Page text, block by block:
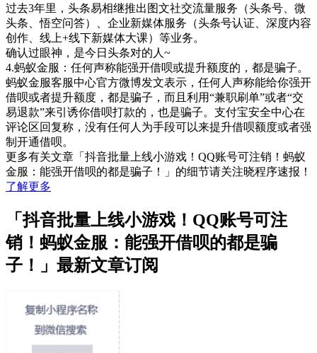
过去3年里，头条易相继推出图文社交流量服务（头条号、微
头条、悟空问答）、企业新媒体服务（头条号认证、深度内容
创作、线上+线下新媒体大课）等业务。
确认过眼神，是今日头条对的人~
4.蚂蚁金服：任何声称能强开借呗或提升额度的，都是骗子。
蚂蚁金服客服中心官方微博发文表示，任何人声称能给你强开
借呗或者提升额度，都是骗子，而且利用“兼职刷单”或者“交
易退款”来引诱你借呗打款的，也是骗子。支付宝安全中心在
评论区回复称，没有任何人为手段可以来提升借呗额度或者强
制开通借呗。
更多有关文章「抖音批量上线小游戏！QQ账号可注销！蚂蚁
金服：能强开借呗的都是骗子！」的细节请关注晓程序速报！
了解更多
「抖音批量上线小游戏！QQ账号可注
销！蚂蚁金服：能强开借呗的都是骗
子！」最新文章订阅